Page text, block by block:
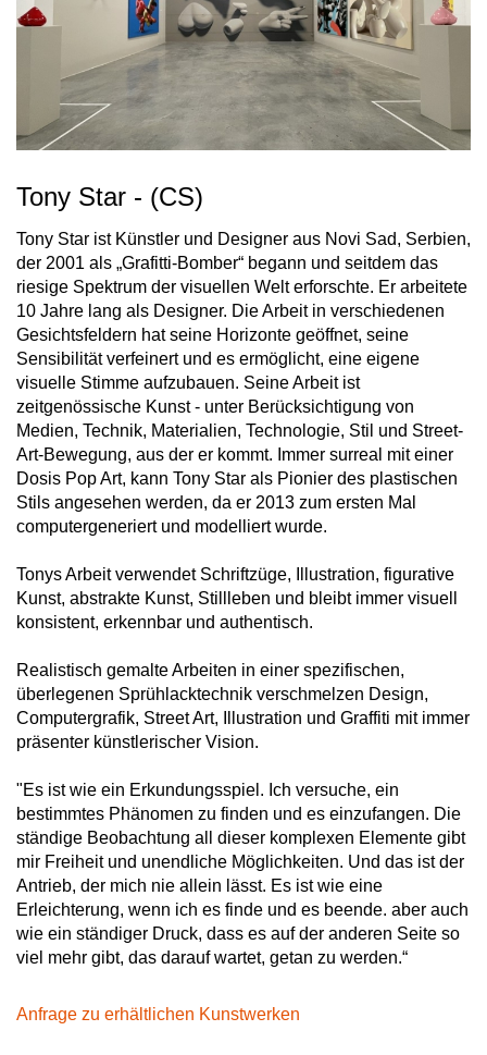
Tony Star - (CS)
Tony Star ist Künstler und Designer aus Novi Sad, Serbien,
der 2001 als „Grafitti-Bomber“ begann und seitdem das
riesige Spektrum der visuellen Welt erforschte. Er arbeitete
10 Jahre lang als Designer. Die Arbeit in verschiedenen
Gesichtsfeldern hat seine Horizonte geöffnet, seine
Sensibilität verfeinert und es ermöglicht, eine eigene
visuelle Stimme aufzubauen. Seine Arbeit ist
zeitgenössische Kunst - unter Berücksichtigung von
Medien, Technik, Materialien, Technologie, Stil und Street-
Art-Bewegung, aus der er kommt. Immer surreal mit einer
Dosis Pop Art, kann Tony Star als Pionier des plastischen
Stils angesehen werden, da er 2013 zum ersten Mal
computergeneriert und modelliert wurde.
Tonys Arbeit verwendet Schriftzüge, Illustration, figurative
Kunst, abstrakte Kunst, Stillleben und bleibt immer visuell
konsistent, erkennbar und authentisch.
Realistisch gemalte Arbeiten in einer spezifischen,
überlegenen Sprühlacktechnik verschmelzen Design,
Computergrafik, Street Art, Illustration und Graffiti mit immer
präsenter künstlerischer Vision.
"Es ist wie ein Erkundungsspiel. Ich versuche, ein
bestimmtes Phänomen zu finden und es einzufangen. Die
ständige Beobachtung all dieser komplexen Elemente gibt
mir Freiheit und unendliche Möglichkeiten. Und das ist der
Antrieb, der mich nie allein lässt. Es ist wie eine
Erleichterung, wenn ich es finde und es beende. aber auch
wie ein ständiger Druck, dass es auf der anderen Seite so
viel mehr gibt, das darauf wartet, getan zu werden.“
Anfrage zu erhältlichen Kunstwerken